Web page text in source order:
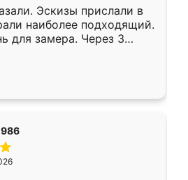
Эскизы прислали в
наиболее подходящий.
для замера. Через 3
уже готова. Остались
Спасибо Ренессанс
работу!